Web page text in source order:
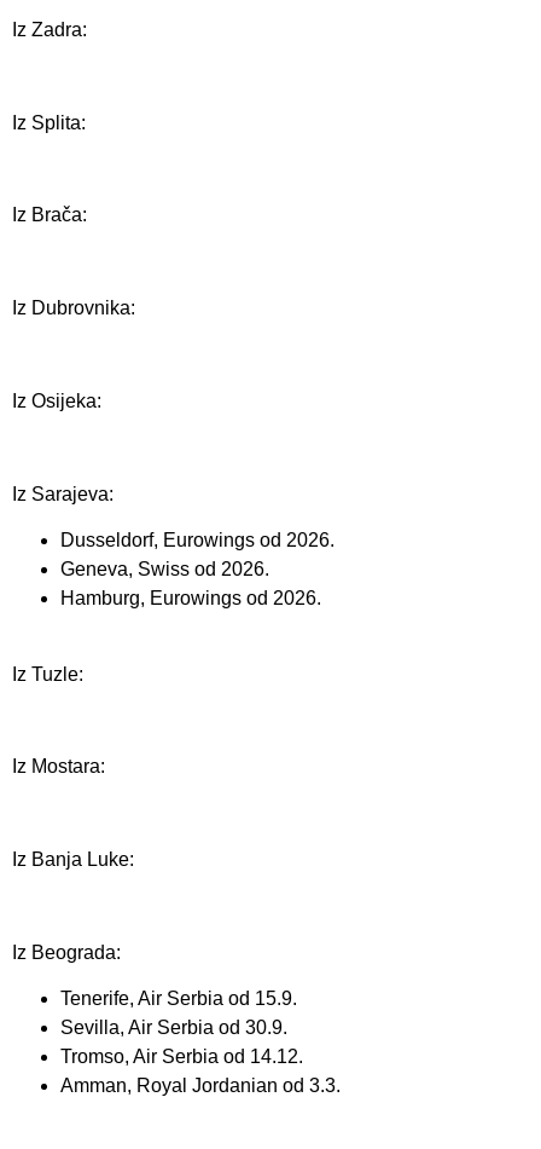
Iz Zadra:
Iz Splita:
Iz Brača:
Iz Dubrovnika:
Iz Osijeka:
Iz Sarajeva:
Dusseldorf, Eurowings od 2026.
Geneva, Swiss od 2026.
Hamburg, Eurowings od 2026.
Iz Tuzle:
Iz Mostara:
Iz Banja Luke:
Iz Beograda:
Tenerife, Air Serbia od 15.9.
Sevilla, Air Serbia od 30.9.
Tromso, Air Serbia od 14.12.
Amman, Royal Jordanian od 3.3.